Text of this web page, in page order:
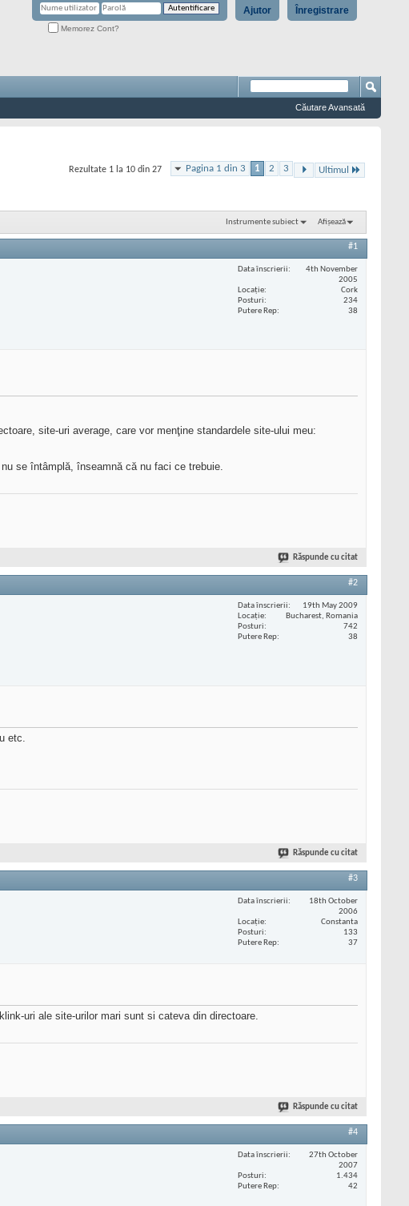
Înregistrare
Ajutor
Memorez Cont?
Căutare Avansată
Pagina 1 din 3 1 2 3 Ultimul
Rezultate 1 la 10 din 27
Instrumente subiect Afișează
#1
Data înscrierii
4th November
2005
Locaţie
Cork
Posturi
234
Putere Rep
38
site-uri average, care vor menţine standardele site-ului meu:
se întâmplă, înseamnă că nu faci ce trebuie.
Răspunde cu citat
#2
Data înscrierii
19th May 2009
Locaţie
Bucharest, Romania
Posturi
742
Putere Rep
38
etc.
Răspunde cu citat
#3
Data înscrierii
18th October
2006
Locaţie
Constanta
Posturi
133
Putere Rep
37
uri ale site-urilor mari sunt si cateva din directoare.
Răspunde cu citat
#4
Data înscrierii
27th October
2007
Posturi
1.434
Putere Rep
42